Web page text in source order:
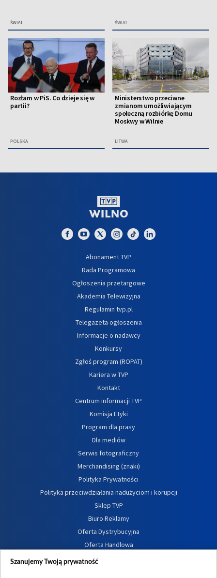
ŚWIAT ŚWIAT
Rozłam w PiS. Co dzieje się w
partii?
POLSKA
Ministerstwo przeciwne
zmianom umożliwiającym
społeczną rozbiórkę Domu
Moskwy w Wilnie
LITWA
Abonament TVP
Rada Programowa
Ogłoszenia przetargowe
Akademia Telewizyjna
Regulamin tvp.pl
Telegazeta ogłoszenia
Informacje o nadawcy
Konkursy
Zgłoś program (ROPAT)
Kariera w TVP
Kontakt
Centrum informacji TVP
Komisja Etyki
Program dla prasy
Dla mediów
Serwis fotograficzny
Merchandising (znaki)
Polityka Prywatności
Polityka przeciwdziałania nadużyciom i korupcji
Sklep TVP
Biuro Reklamy
Oferta Dystrybucyjna
Oferta Handlowa
Dostępność
Szanujemy Twoją prywatność